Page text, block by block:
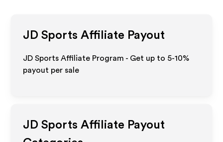
JD Sports Affiliate Payout
JD Sports Affiliate Program - Get up to 5-10%
payout per sale
JD Sports Affiliate Payout